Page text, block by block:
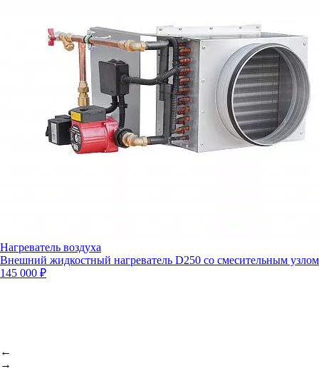
Нагреватель воздуха
Внешний жидкостный нагреватель D250 со смесительным узлом
145 000 ₽
←
→